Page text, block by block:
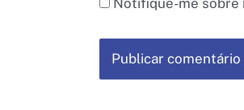
Notifique-me sobre